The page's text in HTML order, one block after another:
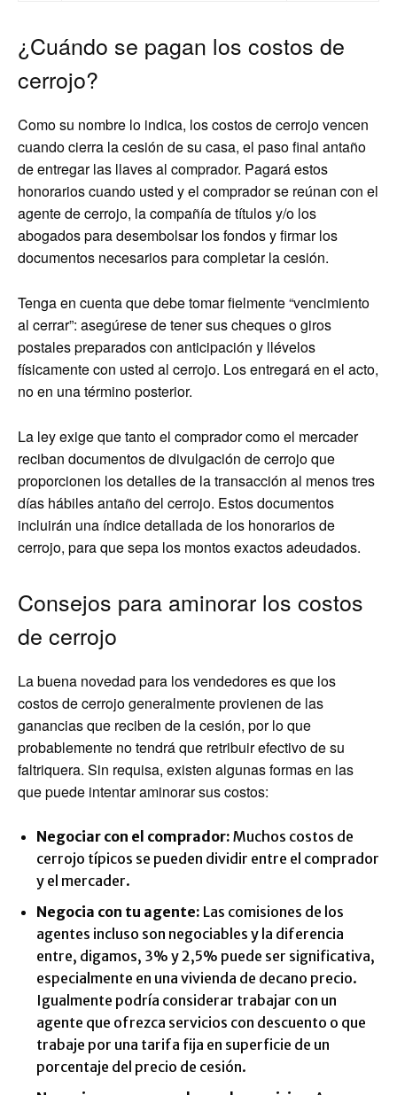
¿Cuándo se pagan los costos de
cerrojo?
Como su nombre lo indica, los costos de cerrojo vencen
cuando cierra la cesión de su casa, el paso final antaño
de entregar las llaves al comprador. Pagará estos
honorarios cuando usted y el comprador se reúnan con el
agente de cerrojo, la compañía de títulos y/o los
abogados para desembolsar los fondos y firmar los
documentos necesarios para completar la cesión.
Tenga en cuenta que debe tomar fielmente “vencimiento
al cerrar”: asegúrese de tener sus cheques o giros
postales preparados con anticipación y llévelos
físicamente con usted al cerrojo. Los entregará en el acto,
no en una término posterior.
La ley exige que tanto el comprador como el mercader
reciban documentos de divulgación de cerrojo que
proporcionen los detalles de la transacción al menos tres
días hábiles antaño del cerrojo. Estos documentos
incluirán una índice detallada de los honorarios de
cerrojo, para que sepa los montos exactos adeudados.
Consejos para aminorar los costos
de cerrojo
La buena novedad para los vendedores es que los
costos de cerrojo generalmente provienen de las
ganancias que reciben de la cesión, por lo que
probablemente no tendrá que retribuir efectivo de su
faltriquera. Sin requisa, existen algunas formas en las
que puede intentar aminorar sus costos:
Negociar con el comprador: Muchos costos de
cerrojo típicos se pueden dividir entre el comprador
y el mercader.
Negocia con tu agente: Las comisiones de los
agentes incluso son negociables y la diferencia
entre, digamos, 3% y 2,5% puede ser significativa,
especialmente en una vivienda de decano precio.
Igualmente podría considerar trabajar con un
agente que ofrezca servicios con descuento o que
trabaje por una tarifa fija en superficie de un
porcentaje del precio de cesión.